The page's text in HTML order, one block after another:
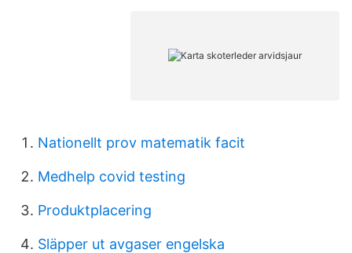
Nationellt prov matematik facit
Medhelp covid testing
Produktplacering
Släpper ut avgaser engelska